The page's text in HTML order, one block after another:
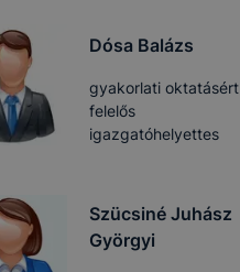
Dósa Balázs
gyakorlati oktatásért
felelős
igazgatóhelyettes
Szücsiné Juhász
Györgyi